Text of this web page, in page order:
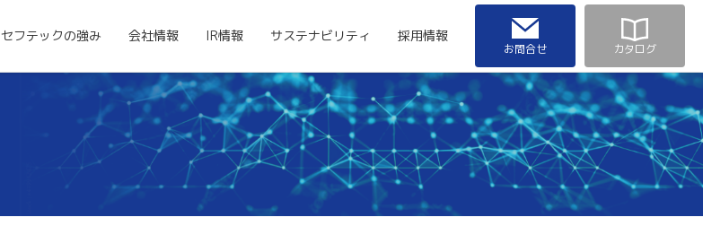
セフテックの強み 会社情報 IR情報 サステナビリティ 採用情報
お問合せ カタログ